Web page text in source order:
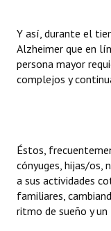
Y así, durante el
Alzheimer que en
persona mayor
complejos y
Éstos,
cónyuges, hijas/os,
a sus actividades
familiares,
ritmo de sueño y